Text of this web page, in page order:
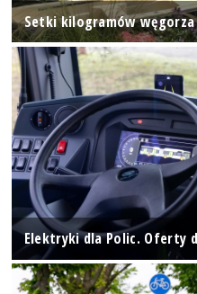
Setki kilogramów
Elektryki dla Polic. Oferty